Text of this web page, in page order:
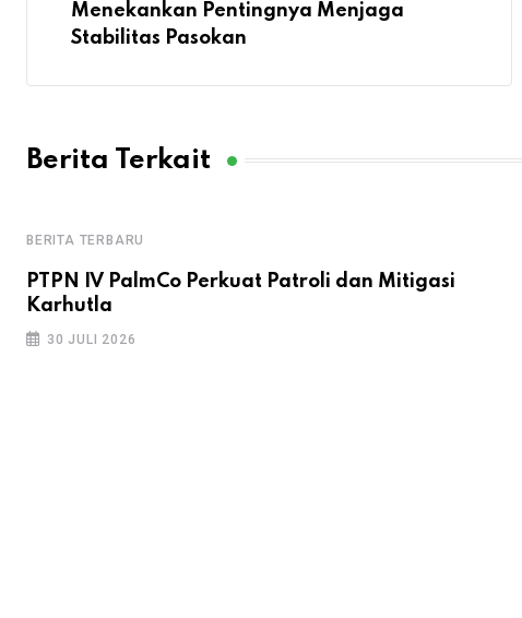
Menekankan Pentingnya Menjaga
Stabilitas Pasokan
Berita Terkait
BERITA TERBARU
PTPN IV PalmCo Perkuat Patroli dan Mitigasi
Karhutla
30 JULI 2026